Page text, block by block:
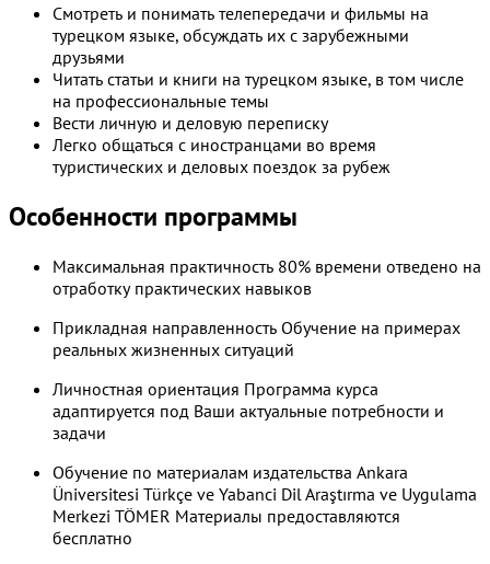
Смотреть и понимать телепередачи и фильмы на
турецком языке, обсуждать их с зарубежными
друзьями
Читать статьи и книги на турецком языке, в том числе
на профессиональные темы
Вести личную и деловую переписку
Легко общаться с иностранцами во время
туристических и деловых поездок за рубеж
Особенности программы
Максимальная практичность 80% времени отведено на
отработку практических навыков
Прикладная направленность Обучение на примерах
реальных жизненных ситуаций
Личностная ориентация Программа курса
адаптируется под Ваши актуальные потребности и
задачи
Обучение по материалам издательства Ankara
Üniversitesi Türkçe ve Yabanci Dil Araştırma ve Uygulama
Merkezi TÖMER Материалы предоставляются
бесплатно